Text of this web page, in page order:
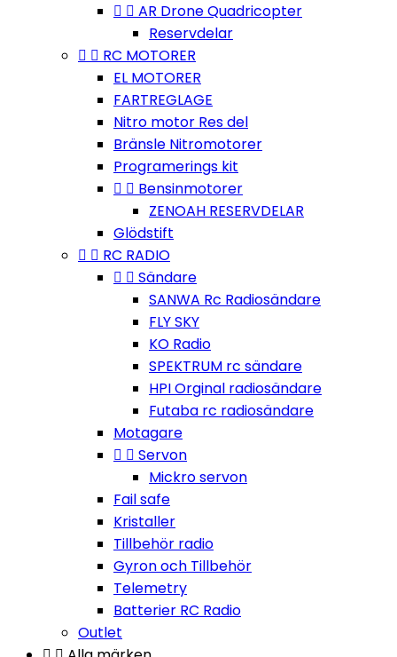
  AR Drone Quadricopter
Reservdelar
  RC MOTORER
EL MOTORER
FARTREGLAGE
Nitro motor Res del
Bränsle Nitromotorer
Programerings kit
  Bensinmotorer
ZENOAH RESERVDELAR
Glödstift
  RC RADIO
  Sändare
SANWA Rc Radiosändare
FLY SKY
KO Radio
SPEKTRUM rc sändare
HPI Orginal radiosändare
Futaba rc radiosändare
Motagare
  Servon
Mickro servon
Fail safe
Kristaller
Tillbehör radio
Gyron och Tillbehör
Telemetry
Batterier RC Radio
Outlet